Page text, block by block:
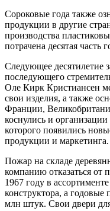
Сороковые года также
продукции в другие
производства
потрачена десятая часть
Следующее десятилетие
последующего
Оле Кирк Кристиансен
свои изделия, а также
Франции,
коснулись и
которого появились
продукции и маркетинга.
Пожар на складе
компанию отказаться от
1967 году в
конструктора, а
млн штук. Свои двери